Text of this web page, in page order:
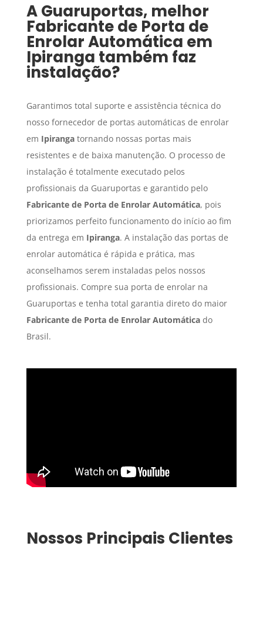
A Guaruportas, melhor
Fabricante de Porta de
Enrolar Automática em
Ipiranga também faz
instalação?
Garantimos total suporte e assistência técnica do
nosso fornecedor de portas automáticas de enrolar
em Ipirangatornando nossas portas mais
resistentes e de baixa manutenção. O processo de
instalação é totalmente executado pelos
profissionais da Guaruportas e garantido pelo
Fabricante de Porta de Enrolar Automática, pois
priorizamos perfeito funcionamento do início ao fim
da entrega em Ipiranga. A instalação das portas de
enrolar automática é rápida e prática, mas
aconselhamos serem instaladas pelos nossos
profissionais. Compre sua porta de enrolar na
Guaruportas e tenha total garantia direto do maior
Fabricante de Porta de Enrolar Automáticado
Brasil.
Nossos Principais Clientes